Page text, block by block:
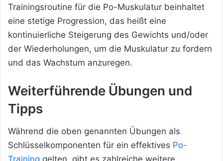
Trainingsroutine für die Po-Muskulatur beinhaltet
eine stetige Progression, das heißt eine
kontinuierliche Steigerung des Gewichts und/oder
der Wiederholungen, um die Muskulatur zu fordern
und das Wachstum anzuregen.
Weiterführende Übungen und
Tipps
Während die oben genannten Übungen als
Schlüsselkomponenten für ein effektives Po-